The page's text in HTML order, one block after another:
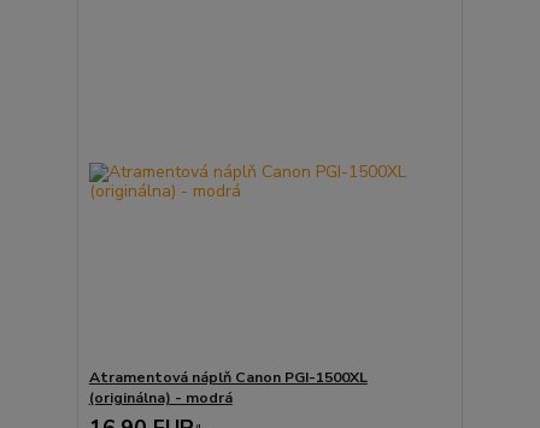
Atramentová náplň Canon PGI-1500XL
(originálna) - modrá